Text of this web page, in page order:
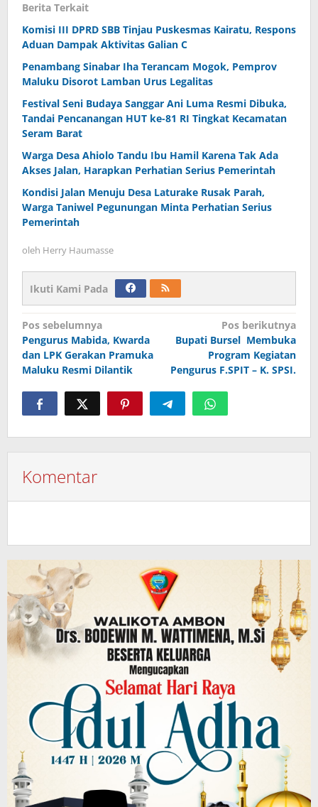
Berita Terkait
Komisi III DPRD SBB Tinjau Puskesmas Kairatu, Respons
Aduan Dampak Aktivitas Galian C
Penambang Sinabar Iha Terancam Mogok, Pemprov
Maluku Disorot Lamban Urus Legalitas
Festival Seni Budaya Sanggar Ani Luma Resmi Dibuka,
Tandai Pencanangan HUT ke-81 RI Tingkat Kecamatan
Seram Barat
Warga Desa Ahiolo Tandu Ibu Hamil Karena Tak Ada
Akses Jalan, Harapkan Perhatian Serius Pemerintah
Kondisi Jalan Menuju Desa Laturake Rusak Parah,
Warga Taniwel Pegunungan Minta Perhatian Serius
Pemerintah
oleh Herry Haumasse
Ikuti Kami Pada
Navigasi
pos
Pos sebelumnya
Pengurus Mabida, Kwarda
dan LPK Gerakan Pramuka
Maluku Resmi Dilantik
Pos berikutnya
Bupati Bursel Membuka
Program Kegiatan
Pengurus F.SPIT – K. SPSI.
Komentar